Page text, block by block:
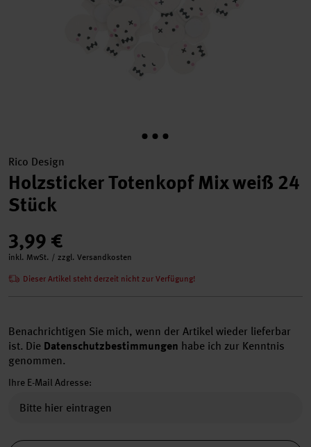
Rico Design
Holzsticker Totenkopf Mix weiß 24
Stück
3,99 €
inkl. MwSt. / zzgl. Versandkosten
Dieser Artikel steht derzeit nicht zur Verfügung!
Benachrichtigen Sie mich, wenn der Artikel wieder lieferbar
ist. Die Datenschutzbestimmungen habe ich zur Kenntnis
genommen.
Ihre E-Mail Adresse: